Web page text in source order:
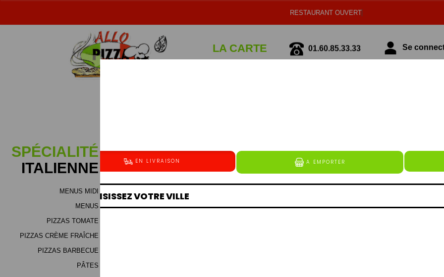
RESTAURANT OUVERT
LA CARTE 01.60.85.33.33 Se
SPÉCIALITÉ
ITALIENNE
MENUS MIDI
MENUS
PIZZAS TOMATE
PIZZAS CRÈME FRAÎCHE
PIZZAS BARBECUE
PÂTES
BOISSONS